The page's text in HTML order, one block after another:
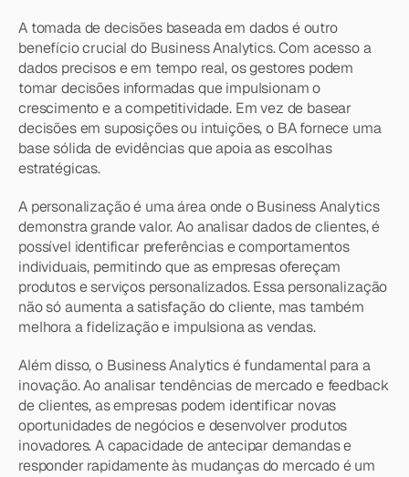
A tomada de decisões baseada em dados é outro
benefício crucial do Business Analytics. Com acesso a
dados precisos e em tempo real, os gestores podem
tomar decisões informadas que impulsionam o
crescimento e a competitividade. Em vez de basear
decisões em suposições ou intuições, o BA fornece uma
base sólida de evidências que apoia as escolhas
estratégicas.
A personalização é uma área onde o Business Analytics
demonstra grande valor. Ao analisar dados de clientes, é
possível identificar preferências e comportamentos
individuais, permitindo que as empresas ofereçam
produtos e serviços personalizados. Essa personalização
não só aumenta a satisfação do cliente, mas também
melhora a fidelização e impulsiona as vendas.
Além disso, o Business Analytics é fundamental para a
inovação. Ao analisar tendências de mercado e feedback
de clientes, as empresas podem identificar novas
oportunidades de negócios e desenvolver produtos
inovadores. A capacidade de antecipar demandas e
responder rapidamente às mudanças do mercado é um